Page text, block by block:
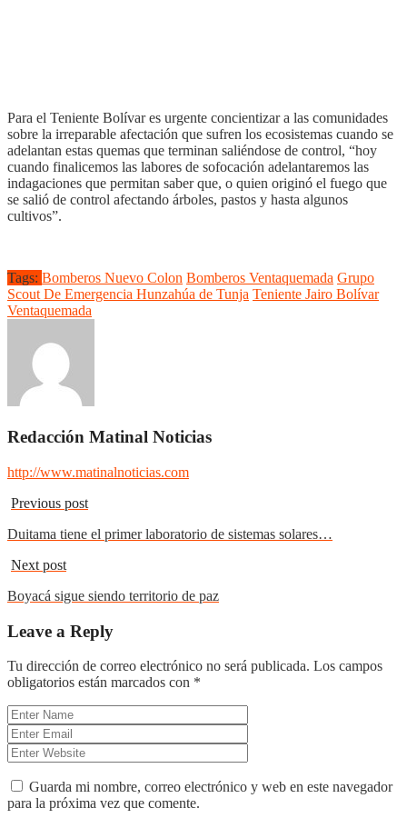
Para el Teniente Bolívar es urgente concientizar a las comunidades
sobre la irreparable afectación que sufren los ecosistemas cuando se
adelantan estas quemas que terminan saliéndose de control, “hoy
cuando finalicemos las labores de sofocación adelantaremos las
indagaciones que permitan saber que, o quien originó el fuego que
se salió de control afectando árboles, pastos y hasta algunos
cultivos”.
Tags: Bomberos Nuevo Colon Bomberos Ventaquemada Grupo
Scout De Emergencia Hunzahúa de Tunja Teniente Jairo Bolívar
Ventaquemada
Redacción Matinal Noticias
http://www.matinalnoticias.com
Previous post
Duitama tiene el primer laboratorio de sistemas solares…
Next post
Boyacá sigue siendo territorio de paz
Leave a Reply
Tu dirección de correo electrónico no será publicada. Los campos
obligatorios están marcados con *
Guarda mi nombre, correo electrónico y web en este navegador
para la próxima vez que comente.